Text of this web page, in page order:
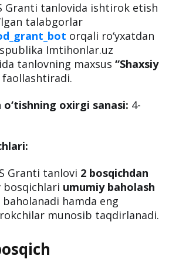
Granti tanlovida ishtirok etish
talabgorlar
orqali ro‘yxatdan
Imtihonlar.uz
tanlovning maxsus “Shaxsiy
faollashtiradi.
o‘tishning oxirgi sanasi: 4-
Granti tanlovi 2 bosqichdan
bosqichlari umumiy baholash
baholanadi hamda eng
munosib taqdirlanadi.